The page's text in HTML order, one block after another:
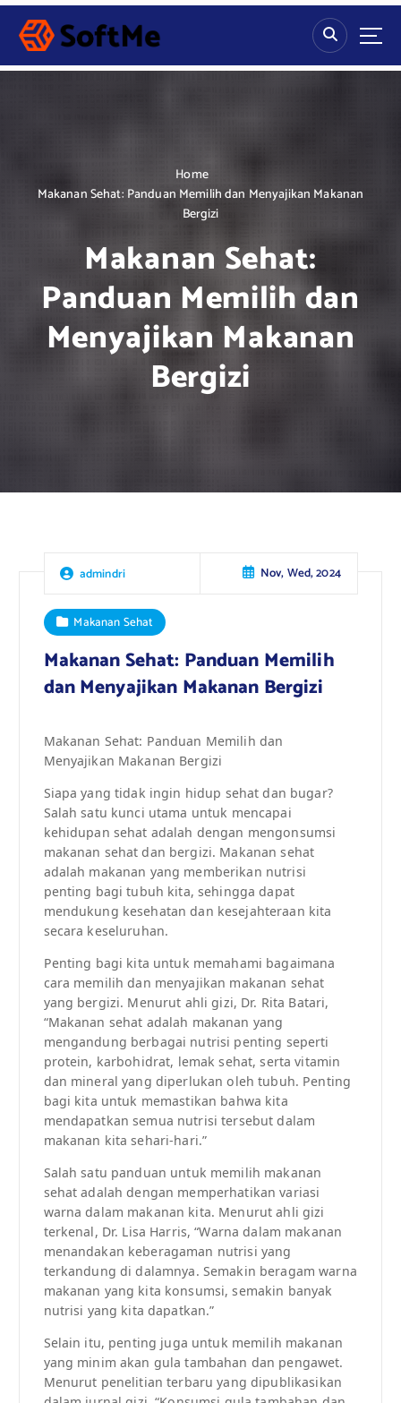
S
p
Home
Makanan Sehat: Panduan Memilih dan Menyajikan Makanan
Bergizi
Makanan Sehat:
Panduan Memilih dan
Menyajikan Makanan
Bergizi
admindri Nov, Wed, 2024
Makanan Sehat
Makanan Sehat: Panduan Memilih
dan Menyajikan Makanan Bergizi
Makanan Sehat: Panduan Memilih dan
Menyajikan Makanan Bergizi
Siapa yang tidak ingin hidup sehat dan bugar?
Salah satu kunci utama untuk mencapai
kehidupan sehat adalah dengan mengonsumsi
makanan sehat dan bergizi. Makanan sehat
adalah makanan yang memberikan nutrisi
penting bagi tubuh kita, sehingga dapat
mendukung kesehatan dan kesejahteraan kita
secara keseluruhan.
Penting bagi kita untuk memahami bagaimana
cara memilih dan menyajikan makanan sehat
yang bergizi. Menurut ahli gizi, Dr. Rita Batari,
“Makanan sehat adalah makanan yang
mengandung berbagai nutrisi penting seperti
protein, karbohidrat, lemak sehat, serta vitamin
dan mineral yang diperlukan oleh tubuh. Penting
bagi kita untuk memastikan bahwa kita
mendapatkan semua nutrisi tersebut dalam
makanan kita sehari-hari.”
Salah satu panduan untuk memilih makanan
sehat adalah dengan memperhatikan variasi
warna dalam makanan kita. Menurut ahli gizi
terkenal, Dr. Lisa Harris, “Warna dalam makanan
menandakan keberagaman nutrisi yang
terkandung di dalamnya. Semakin beragam warna
makanan yang kita konsumsi, semakin banyak
nutrisi yang kita dapatkan.”
Selain itu, penting juga untuk memilih makanan
yang minim akan gula tambahan dan pengawet.
Menurut penelitian terbaru yang dipublikasikan